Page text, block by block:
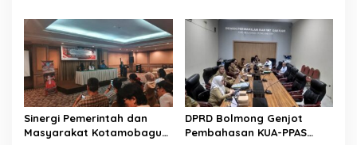
Rp30 Milyar ke BSG
Jalan Manado – Tomohon
Sinergi Pemerintah dan
Masyarakat Kotamobagu
DPRD Bolmong Genjot
Pembahasan KUA-PPAS